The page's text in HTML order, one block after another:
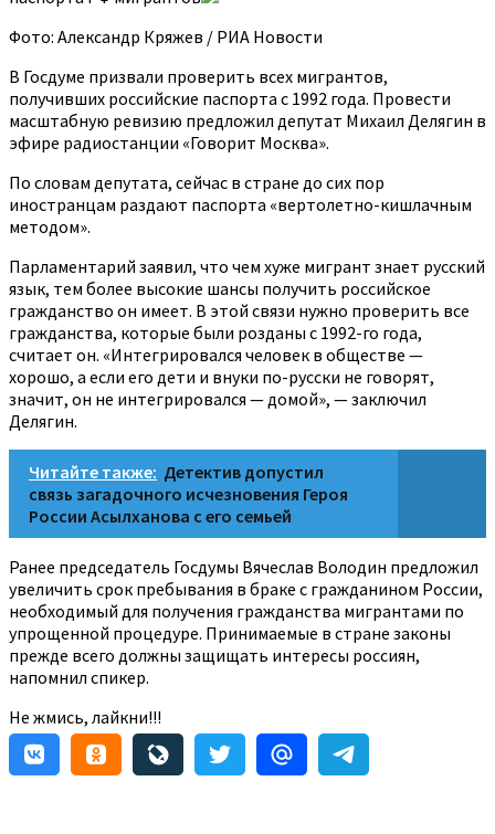
Фото: Александр Кряжев / РИА Новости
В Госдуме призвали проверить всех мигрантов,
получивших российские паспорта с 1992 года. Провести
масштабную ревизию предложил депутат Михаил Делягин в
эфире радиостанции «Говорит Москва».
По словам депутата, сейчас в стране до сих пор
иностранцам раздают паспорта «вертолетно-кишлачным
методом».
Парламентарий заявил, что чем хуже мигрант знает русский
язык, тем более высокие шансы получить российское
гражданство он имеет. В этой связи нужно проверить все
гражданства, которые были розданы с 1992-го года,
считает он. «Интегрировался человек в обществе —
хорошо, а если его дети и внуки по-русски не говорят,
значит, он не интегрировался — домой», — заключил
Делягин.
Читайте также: Детектив допустил
связь загадочного исчезновения Героя
России Асылханова с его семьей
Ранее председатель Госдумы Вячеслав Володин предложил
увеличить срок пребывания в браке с гражданином России,
необходимый для получения гражданства мигрантами по
упрощенной процедуре. Принимаемые в стране законы
прежде всего должны защищать интересы россиян,
напомнил спикер.
Не жмись, лайкни!!!